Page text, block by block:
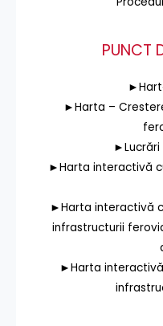
PUNCT
►Harta –
►Lucrări
►Harta interactivă
►Harta interactivă
infrastructurii
►Harta